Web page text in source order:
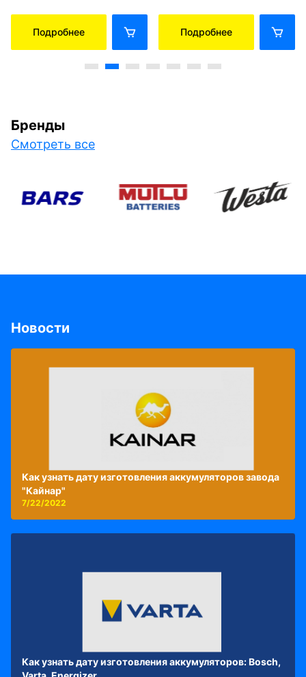
Подробнее Подробнее
Бренды
Смотреть все
Новости
Как узнать дату изготовления аккумуляторов завода
"Кайнар"
7/22/2022
Как узнать дату изготовления аккумуляторов: Bosch,